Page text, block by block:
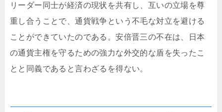
リーダー同士が経済の現状を共有し、互いの立場を尊
重し合うことで、通貨戦争という不毛な対立を避ける
ことができていたのである。安倍晋三の不在は、日本
の通貨主権を守るための強力な外交的な盾を失ったこ
とと同義であると言わざるを得ない。